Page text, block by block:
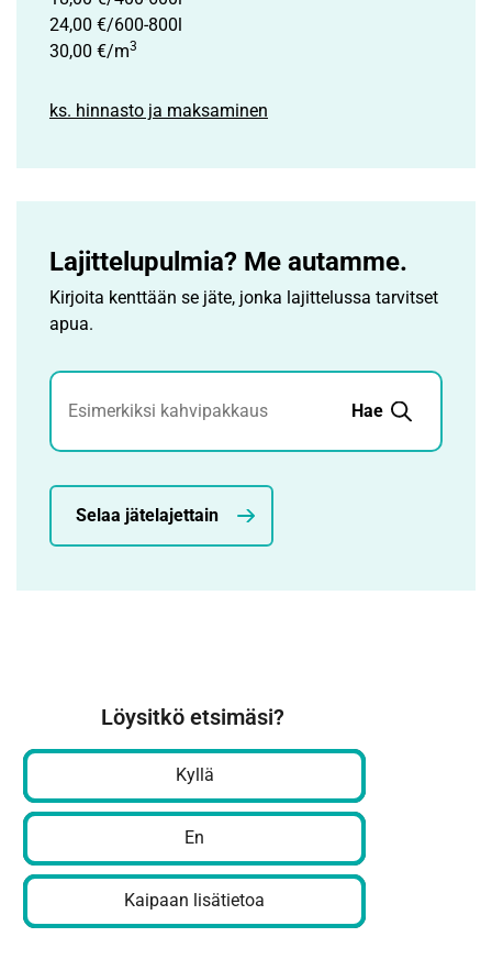
24,00 €/600-800l
30,00 €/m3
ks. hinnasto ja maksaminen
Lajittelupulmia? Me autamme.
Kirjoita kenttään se jäte, jonka lajittelussa tarvitset
apua.
Jätehaku
Hae
Selaa jätelajettain
Löysitkö etsimäsi?
Kyllä
En
Kaipaan lisätietoa